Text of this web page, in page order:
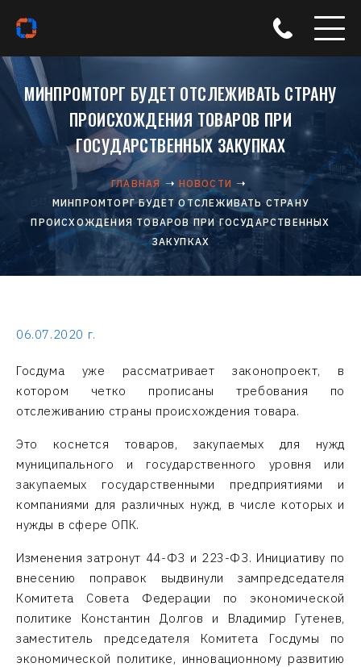
МИНПРОМТОРГ БУДЕТ ОТСЛЕЖИВАТЬ СТРАНУ
ПРОИСХОЖДЕНИЯ ТОВАРОВ ПРИ
ГОСУДАРСТВЕННЫХ ЗАКУПКАХ
ГЛАВНАЯ
НОВОСТИ
МИНПРОМТОРГ БУДЕТ ОТСЛЕЖИВАТЬ СТРАНУ
ПРОИСХОЖДЕНИЯ ТОВАРОВ ПРИ ГОСУДАРСТВЕННЫХ
ЗАКУПКАХ
06.07.2020 г.
Госдума уже рассматривает законопроект, в
котором четко прописаны требования по
отслеживанию страны происхождения товара.
Это коснется товаров, закупаемых для нужд
муниципального и государственного уровня или
закупаемых государственными предприятиями и
компаниями для различных нужд, в числе которых и
нужды в сфере ОПК.
Изменения затронут 44-ФЗ и 223-ФЗ. Инициативу по
внесению поправок выдвинули зампредседателя
Комитета Совета Федерации по экономической
политике Константин Долгов и Владимир Гутенев,
заместитель председателя Комитета Госдумы по
экономической политике, инновационному развитию